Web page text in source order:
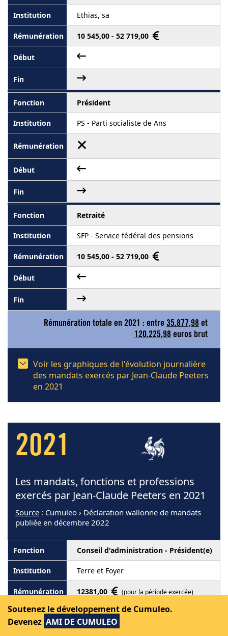
Ethias, sa
10 545,00 - 52 719,00
Président
PS - Parti socialiste de Ans
Retraité
SFP - Service fédéral des pensions
10 545,00 - 52 719,00
Rémunération totale en 2021 : entre 35.877,98 et
120.225,98 euros brut
Voir les graphiques de l'évolution journalière
des mandats exercés par Jean-Claude Peeters
en 2021
2021
Les mandats, fonctions et professions
exercés par Jean-Claude Peeters en 2021
Source : Cumuleo › Déclaration wallonne de mandats
publiée en décembre 2022
Conseil d'administration - Président(e)
Terre et Foyer
12381,00 (pour la période exercée)
Soutenez le développement de Cumuleo.
Devenez AMI DE CUMULEO